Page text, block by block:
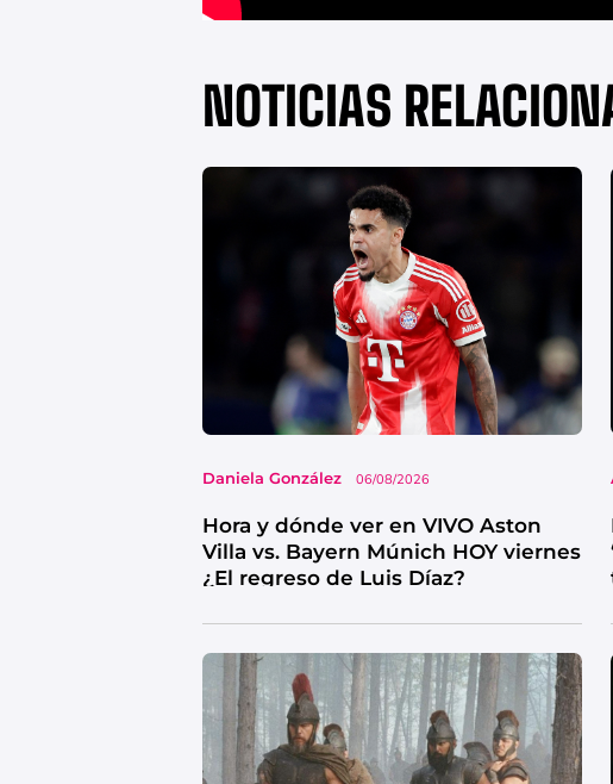
NOTICIAS
Daniela González 06/08/2026
Hora y dónde ver en VIVO Aston
Villa vs. Bayern Múnich HOY viernes
¿El regreso de Luis Díaz?